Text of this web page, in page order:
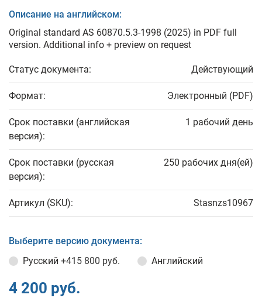
Описание на английском:
Original standard AS 60870.5.3-1998 (2025) in PDF full
version. Additional info + preview on request
Статус документа: Действующий
Формат: Электронный (PDF)
Срок поставки (английская
версия):
1 рабочий день
Срок поставки (русская
версия):
250 рабочих дня(ей)
Артикул (SKU): Stasnzs10967
Выберите версию документа:
Русский +415 800 руб. Английский
4 200 руб.